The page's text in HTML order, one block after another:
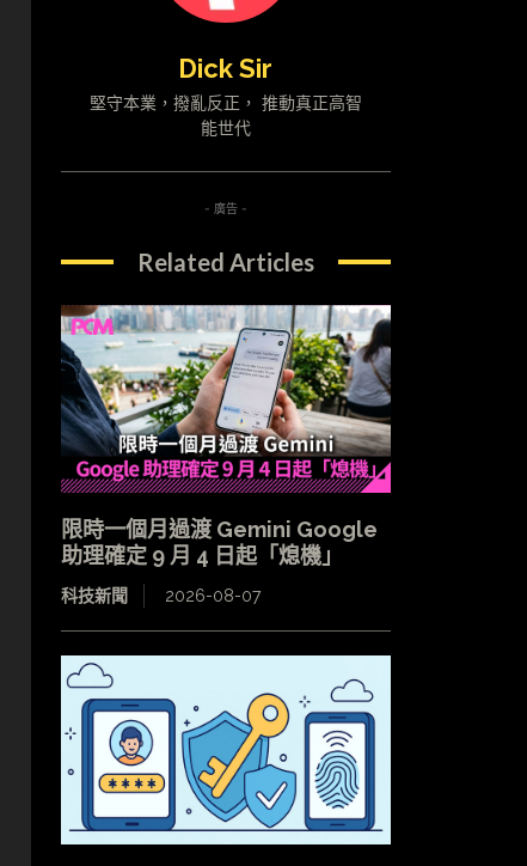
Dick Sir
堅守本業，撥亂反正， 推動真正高智
能世代
- 廣告 -
Related Articles
限時一個月過渡 Gemini Google
助理確定 9 月 4 日起「熄機」
科技新聞 2026-08-07